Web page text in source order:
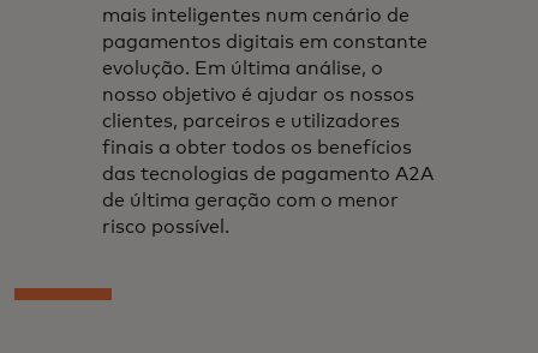
mais inteligentes num cenário de
pagamentos digitais em constante
evolução. Em última análise, o
nosso objetivo é ajudar os nossos
clientes, parceiros e utilizadores
finais a obter todos os benefícios
das tecnologias de pagamento A2A
de última geração com o menor
risco possível.